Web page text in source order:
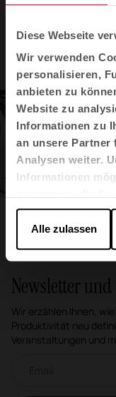
Diese Webseite
Wir verwenden
personalisieren,
anbieten zu
Website zu
Informationen zu
an unsere Partner
Analysen weiter.
Informationen
die sie im
gesammelt haben.
Alle zulassen
Newsletter
Wir erzählen Ihnen,
Produktivität neu
Veranstaltungen und